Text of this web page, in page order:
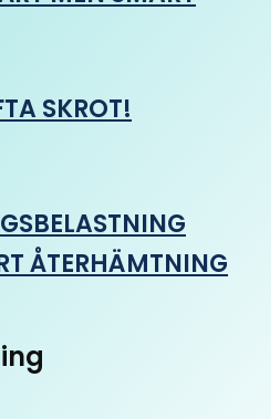
SKROT!
ÅTERHÄMTNING